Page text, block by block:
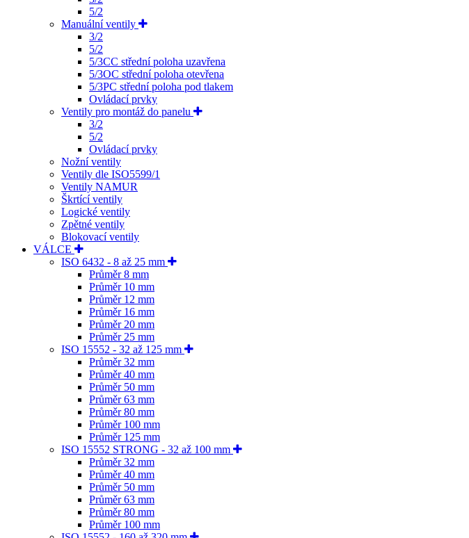
5/2
Manuální ventily
3/2
5/2
5/3CC střední poloha uzavřena
5/3OC střední poloha otevřena
5/3PC střední poloha pod tlakem
Ovládací prvky
Ventily pro montáž do panelu
3/2
5/2
Ovládací prvky
Nožní ventily
Ventily dle ISO5599/1
Ventily NAMUR
Škrtící ventily
Logické ventily
Zpětné ventily
Blokovací ventily
VÁLCE
ISO 6432 - 8 až 25 mm
Průměr 8 mm
Průměr 10 mm
Průměr 12 mm
Průměr 16 mm
Průměr 20 mm
Průměr 25 mm
ISO 15552 - 32 až 125 mm
Průměr 32 mm
Průměr 40 mm
Průměr 50 mm
Průměr 63 mm
Průměr 80 mm
Průměr 100 mm
Průměr 125 mm
ISO 15552 STRONG - 32 až 100 mm
Průměr 32 mm
Průměr 40 mm
Průměr 50 mm
Průměr 63 mm
Průměr 80 mm
Průměr 100 mm